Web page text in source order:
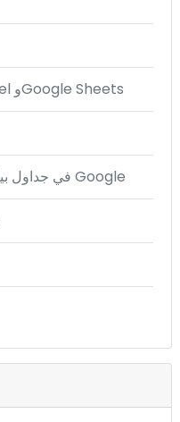
دمج بيانات BuiltWith مع Excel وGoogle Sheets
استخدام IMPORTDATA في جداول بيانات Google